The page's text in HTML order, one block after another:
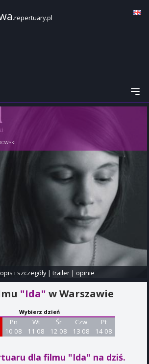
.repertuary.pl
opis i szczegóły|trailer |opinie
"Ida" w Warszawie
Wybierz dzień
Pn
10 08
Wt
11 08
Śr
12 08
Czw
13 08
Pt
14 08
dla filmu "Ida" na dziś.